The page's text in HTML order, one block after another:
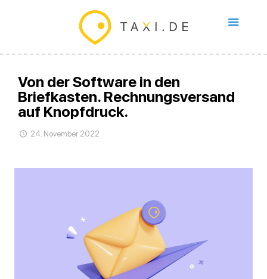
Von der Software in den
Briefkasten. Rechnungsversand
auf Knopfdruck.
24. November 2022